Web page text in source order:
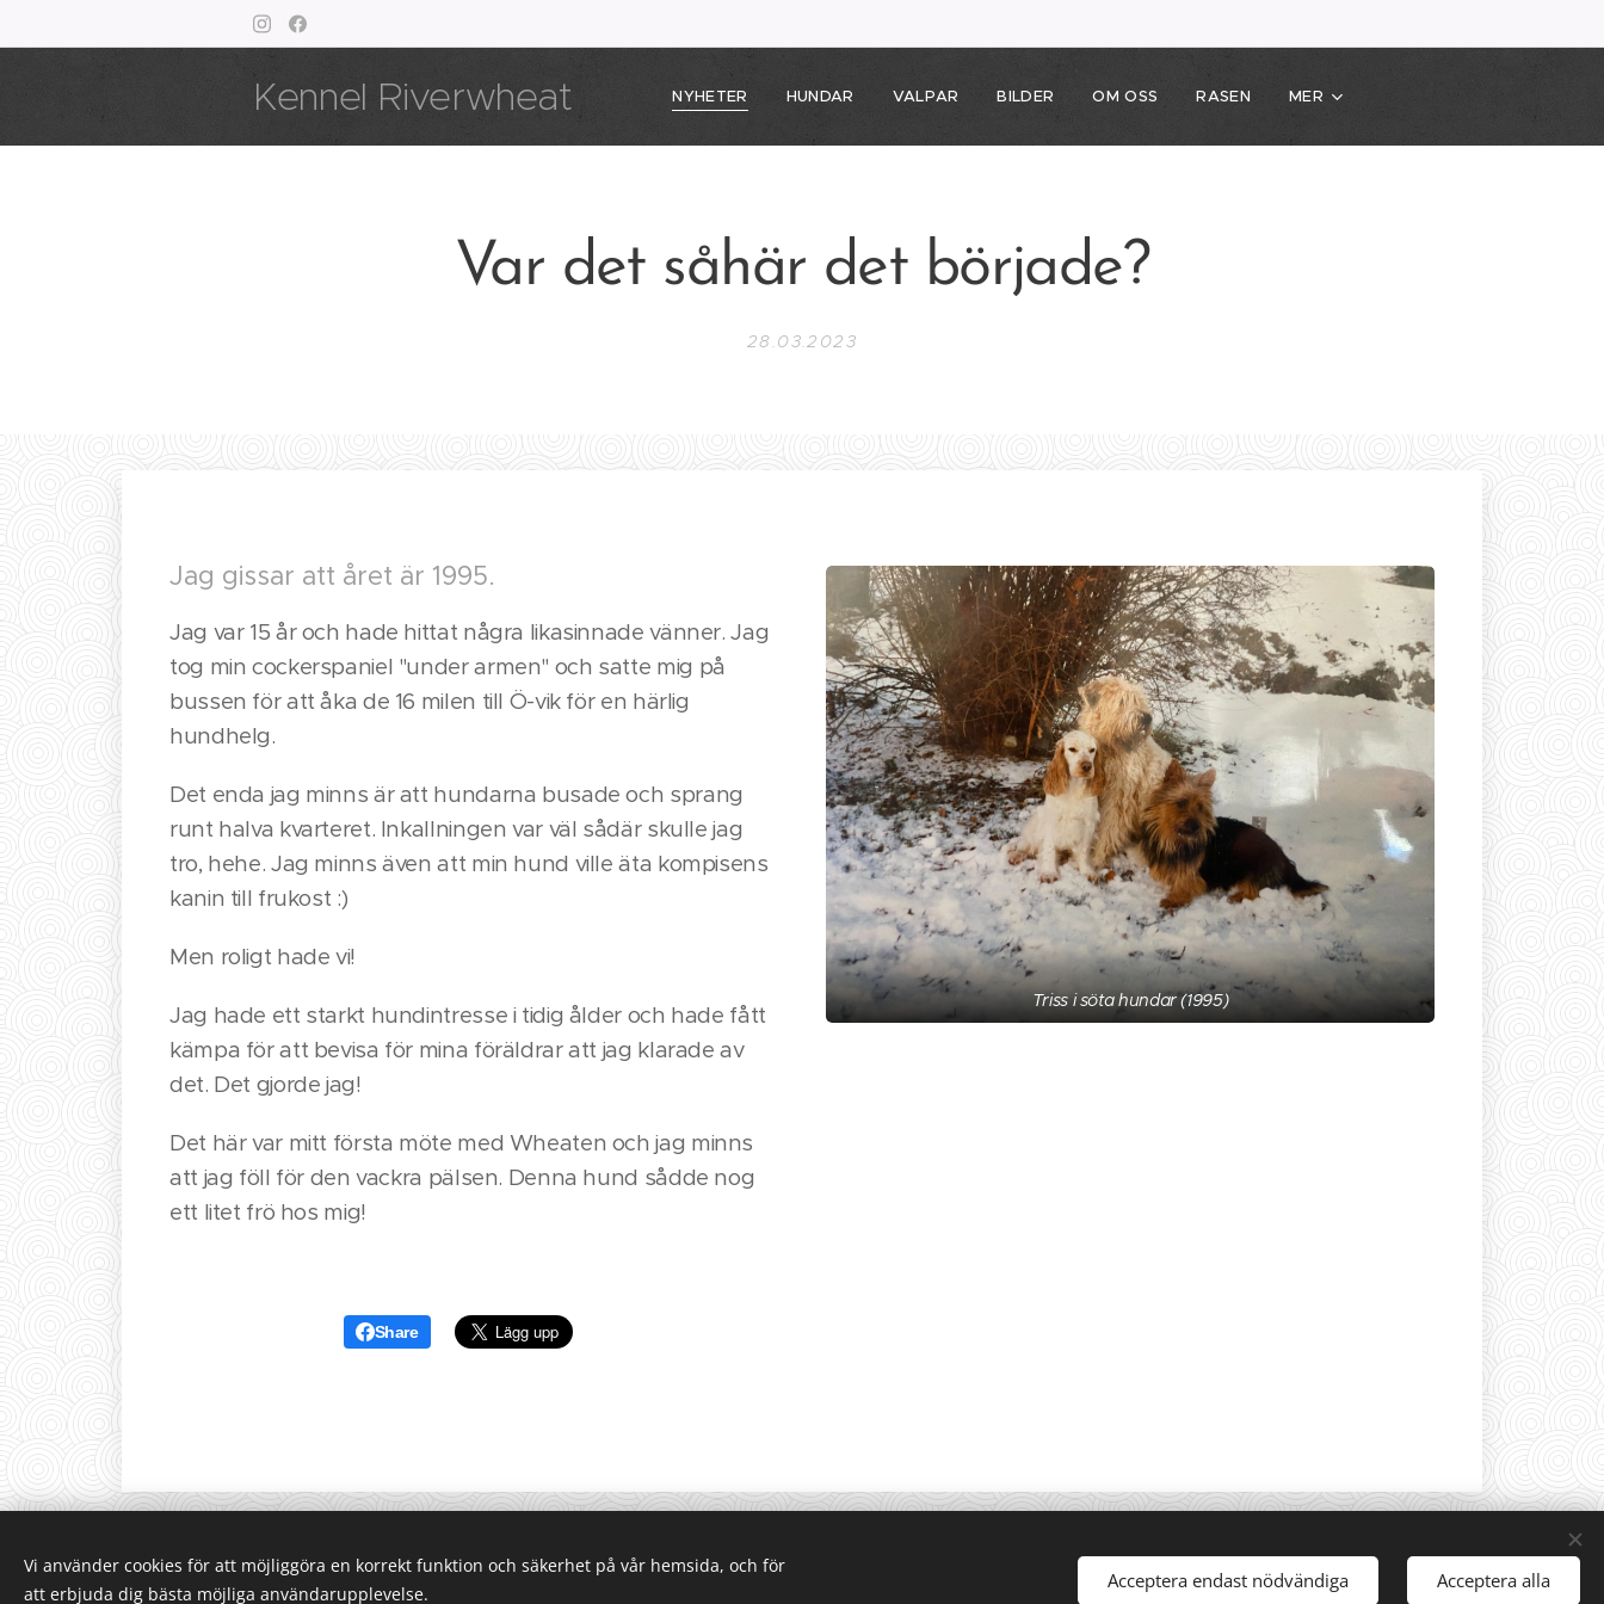
Kennel Riverwheat NYHETER HUNDAR VALPAR BILDER OM OSS RASEN MER
Var det såhär det började?
28.03.2023
Jag gissar att året är 1995.
Jag var 15 år och hade hittat några likasinnade vänner. Jag
tog min cockerspaniel "under armen" och satte mig på
bussen för att åka de 16 milen till Ö-vik för en härlig
hundhelg.
Det enda jag minns är att hundarna busade och sprang
runt halva kvarteret. Inkallningen var väl sådär skulle jag
tro, hehe. Jag minns även att min hund ville äta kompisens
kanin till frukost :)
Men roligt hade vi!
Jag hade ett starkt hundintresse i tidig ålder och hade fått
kämpa för att bevisa för mina föräldrar att jag klarade av
det. Det gjorde jag!
Det här var mitt första möte med Wheaten och jag minns
att jag föll för den vackra pälsen. Denna hund sådde nog
ett litet frö hos mig!
Triss i söta hundar (1995)
Share
Uppdaterad av Lina Runesson 2026-08-04
Vi använder cookies för att möjliggöra en korrekt funktion och säkerhet på vår hemsida, och för
att erbjuda dig bästa möjliga användarupplevelse.
Acceptera endast nödvändiga Acceptera alla